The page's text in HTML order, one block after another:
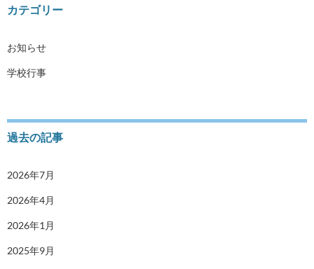
カテゴリー
お知らせ
学校行事
過去の記事
2026年7月
2026年4月
2026年1月
2025年9月